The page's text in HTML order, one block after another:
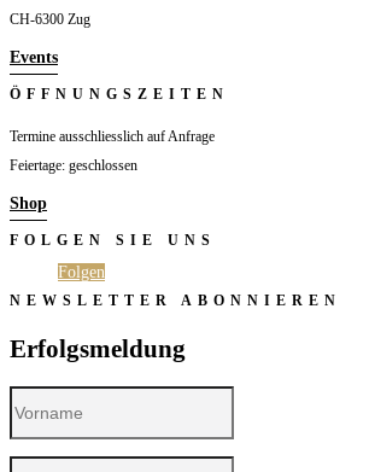
CH-6300 Zug
Events
ÖFFNUNGSZEITEN
Termine ausschliesslich auf Anfrage
Feiertage: geschlossen
Shop
FOLGEN SIE UNS
Folgen
NEWSLETTER ABONNIEREN
Erfolgsmeldung